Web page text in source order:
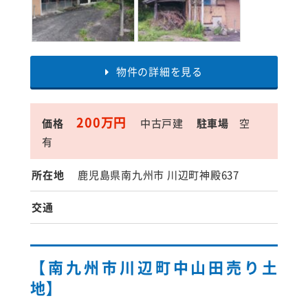
物件の詳細を見る
価格 200万円 中古戸建 駐車場
空
有
所在地 鹿児島県南九州市 川辺町神殿637
交通
【南九州市川辺町中山田売り土
地】